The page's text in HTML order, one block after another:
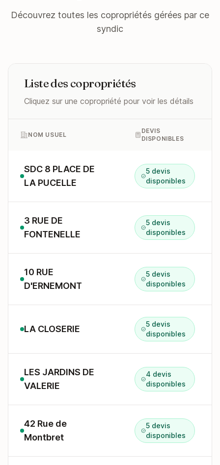
Découvrez toutes les copropriétés gérées par ce
syndic
Liste des copropriétés
Cliquez sur une copropriété pour voir les détails
NOM USUEL
DEVIS
DISPONIBLES
SDC 8 PLACE DE
LA PUCELLE
5 devis
disponibles
3 RUE DE
FONTENELLE
5 devis
disponibles
10 RUE
D'ERNEMONT
5 devis
disponibles
LA CLOSERIE
5 devis
disponibles
LES JARDINS DE
VALERIE
4 devis
disponibles
42 Rue de
Montbret
5 devis
disponibles